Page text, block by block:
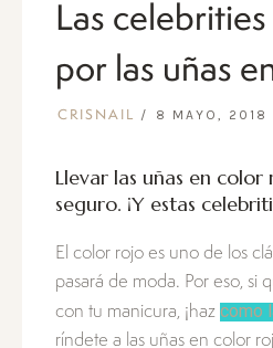
Las
por las uñas
CRISNAIL 8 MAYO, 2018
Llevar las uñas en
seguro. ¡Y estas
El color rojo es uno de los
pasará de moda. Por eso, si
con tu manicura, ¡haz como
ríndete a las uñas en color